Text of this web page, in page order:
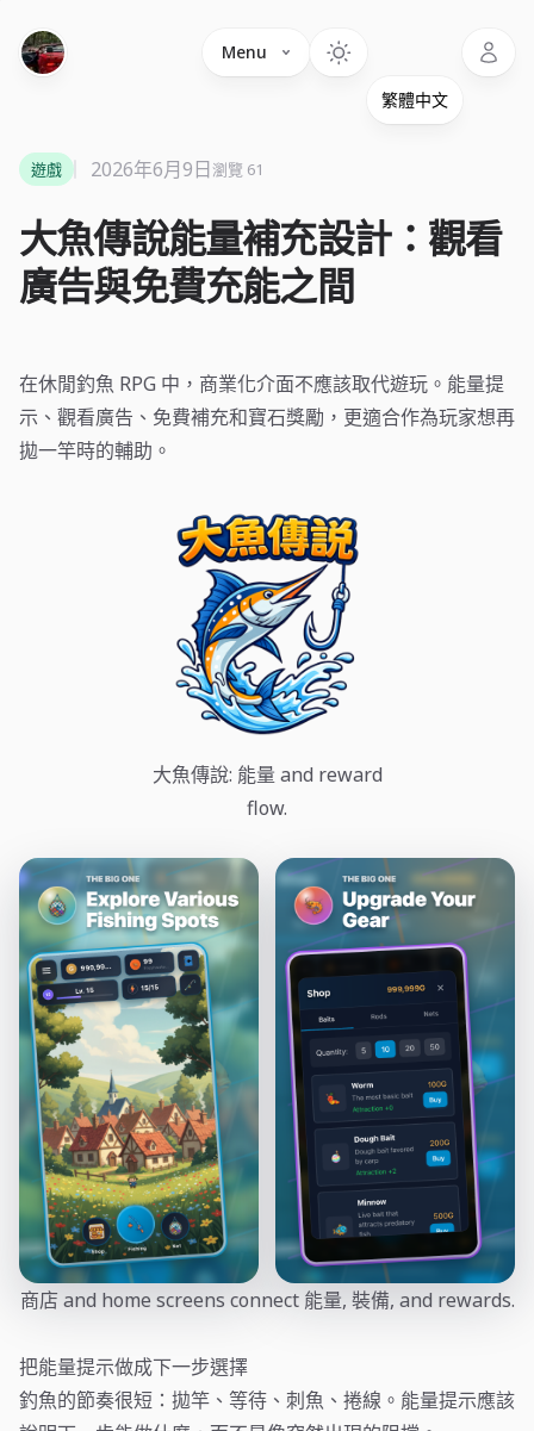
Menu
大魚傳說能量補充設計：觀看
廣告與免費充能之間
遊戲 2026年6月9日瀏覽 61
在休閒釣魚 RPG 中，商業化介面不應該取代遊玩。能量提
示、觀看廣告、免費補充和寶石獎勵，更適合作為玩家想再
拋一竿時的輔助。
大魚傳說: 能量 and reward
flow.
商店 and home screens connect 能量, 裝備, and rewards.
把能量提示做成下一步選擇
釣魚的節奏很短：拋竿、等待、刺魚、捲線。能量提示應該